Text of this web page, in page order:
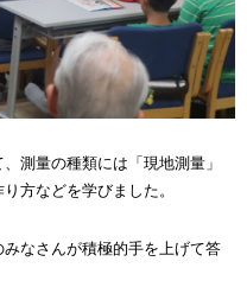
測量の種類には「現地測量」
方などを学びました。
なさんが積極的手を上げて答